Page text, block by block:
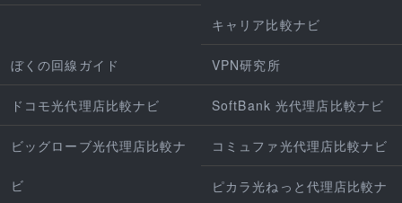
キャリア比較ナビ
ぼくの回線ガイド VPN研究所
ドコモ光代理店比較ナビ SoftBank 光代理店比較ナビ
ビッグローブ光代理店比較ナ
ビ
コミュファ光代理店比較ナビ
ピカラ光ねっと代理店比較ナ